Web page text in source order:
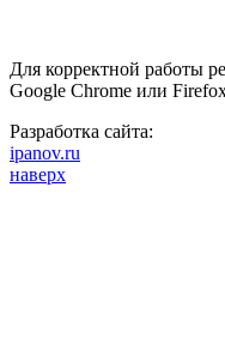
Для корректной работы
Google Chrome или
Разработка сайта:
ipanov.ru
наверх